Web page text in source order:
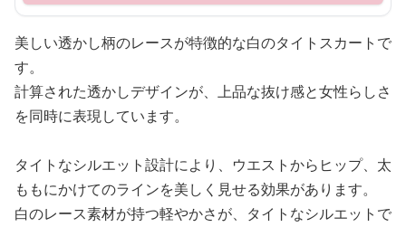
美しい透かし柄のレースが特徴的な白のタイトスカートで
す。
計算された透かしデザインが、上品な抜け感と女性らしさ
を同時に表現しています。
タイトなシルエット設計により、ウエストからヒップ、太
ももにかけてのラインを美しく見せる効果があります。
白のレース素材が持つ軽やかさが、タイトなシルエットで